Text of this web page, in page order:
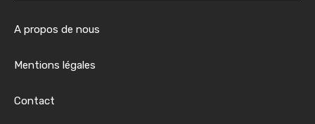
A propos de nous
Mentions légales
Contact